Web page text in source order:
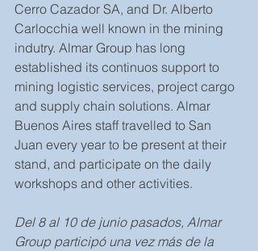
Cerro Cazador SA, and Dr. Alberto
Carlocchia well known in the mining
indutry. Almar Group has long
established its continuos support to
mining logistic services, project cargo
and supply chain solutions. Almar
Buenos Aires staff travelled to San
Juan every year to be present at their
stand, and participate on the daily
workshops and other activities.
Del 8 al 10 de junio pasados, Almar
Group participó una vez más de la